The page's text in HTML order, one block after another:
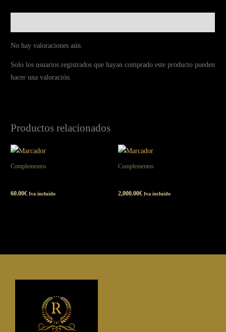
No hay valoraciones aún.
Solo los usuarios registrados que hayan comprado este producto pueden
hacer una valoración.
Productos relacionados
Complementos
60.00€ Iva incluido
Complementos
2,000.00€ Iva incluido